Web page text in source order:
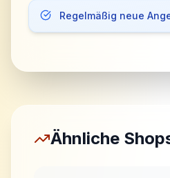
Regelmäßig neue
Ähnliche